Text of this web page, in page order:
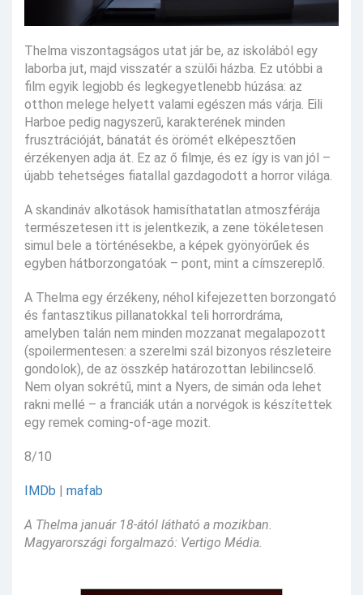
Thelma viszontagságos utat jár be, az iskolából egy
laborba jut, majd visszatér a szülői házba. Ez utóbbi a
film egyik legjobb és legkegyetlenebb húzása: az
otthon melege helyett valami egészen más várja. Eili
Harboe pedig nagyszerű, karakterének minden
frusztrációját, bánatát és örömét elképesztően
érzékenyen adja át. Ez az ő filmje, és ez így is van jól –
újabb tehetséges fiatallal gazdagodott a horror világa.
A skandináv alkotások hamisíthatatlan atmoszférája
természetesen itt is jelentkezik, a zene tökéletesen
simul bele a történésekbe, a képek gyönyörűek és
egyben hátborzongatóak – pont, mint a címszereplő.
A Thelma egy érzékeny, néhol kifejezetten borzongató
és fantasztikus pillanatokkal teli horrordráma,
amelyben talán nem minden mozzanat megalapozott
(spoilermentesen: a szerelmi szál bizonyos részleteire
gondolok), de az összkép határozottan lebilincselő.
Nem olyan sokrétű, mint a Nyers, de simán oda lehet
rakni mellé – a franciák után a norvégok is készítettek
egy remek coming-of-age mozit.
8/10
IMDb mafab
A Thelma január 18-ától látható a mozikban.
Magyarországi forgalmazó: Vertigo Média.